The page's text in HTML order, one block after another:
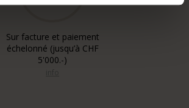
Sur facture et paiement
échelonné (jusqu’à CHF
5'000.-)